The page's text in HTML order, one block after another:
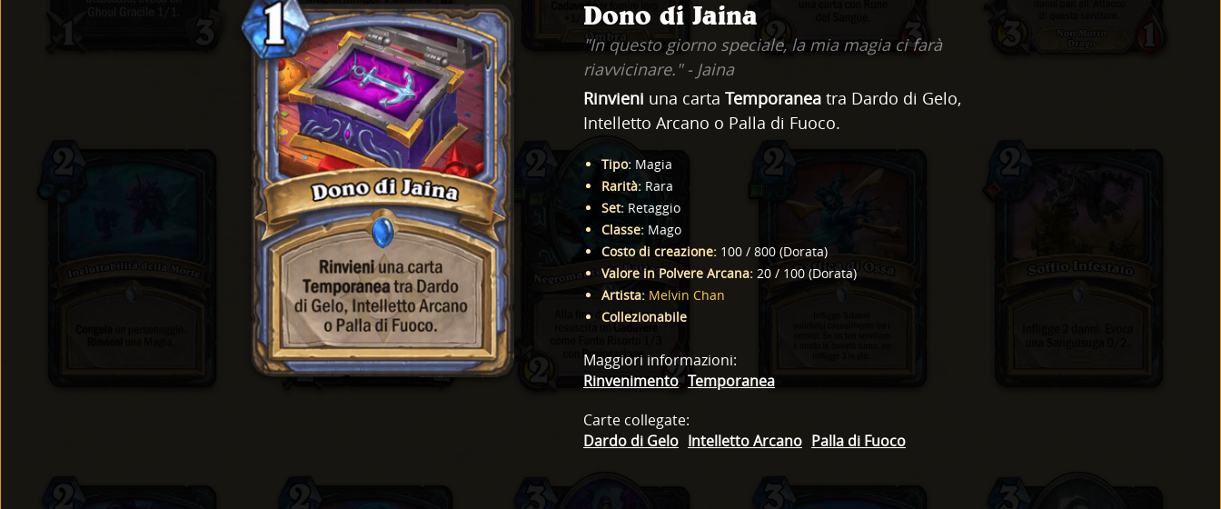
Dono di Jaina
"In questo giorno speciale, la mia magia ci farà
riavvicinare." - Jaina
Rinvieni una carta Temporanea tra Dardo di Gelo,
Intelletto Arcano o Palla di Fuoco.
Tipo: Magia
Rarità: Rara
Set: Retaggio
Classe: Mago
Costo di creazione: 100 / 800 (Dorata)
Valore in Polvere Arcana: 20 / 100 (Dorata)
Artista: Melvin Chan
Collezionabile
Maggiori informazioni:
Rinvenimento Temporanea
Carte collegate:
Dardo di Gelo Intelletto Arcano Palla di Fuoco